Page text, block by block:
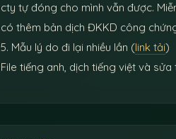
cty tự đóng cho mình vẫn được.
có thêm bản dịch ĐKKD công
5. Mẫu lý do đi lại nhiều lần (link tải)
File tiếng anh, dịch tiếng việt và